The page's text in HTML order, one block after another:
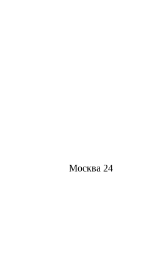
Москва 24